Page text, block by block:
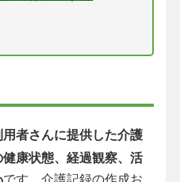
者さんに提供した介護
康状態、経過観察、活
です。介護記録の作成お